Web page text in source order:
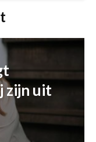
zijn uit